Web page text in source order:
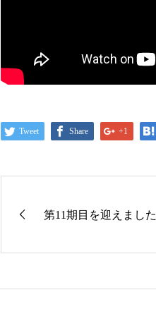
Tweet Share +1
第11期目を迎えました